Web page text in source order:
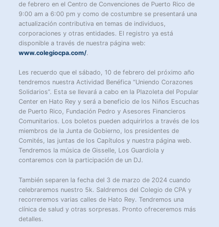
de febrero en el Centro de Convenciones de Puerto Rico de
9:00 am a 6:00 pm y como de costumbre se presentará una
actualización contributiva en temas de individuos,
corporaciones y otras entidades. El registro ya está
disponible a través de nuestra página web:
www.colegiocpa.com/.
Les recuerdo que el sábado, 10 de febrero del próximo año
tendremos nuestra Actividad Benéfica “Uniendo Corazones
Solidarios”. Esta se llevará a cabo en la Plazoleta del Popular
Center en Hato Rey y será a beneficio de los Niños Escuchas
de Puerto Rico, Fundación Pedro y Asesores Financieros
Comunitarios. Los boletos pueden adquirirlos a través de los
miembros de la Junta de Gobierno, los presidentes de
Comités, las juntas de los Capítulos y nuestra página web.
Tendremos la música de Gisselle, Los Guardiola y
contaremos con la participación de un DJ.
También separen la fecha del 3 de marzo de 2024 cuando
celebraremos nuestro 5k. Saldremos del Colegio de CPA y
recorreremos varias calles de Hato Rey. Tendremos una
clínica de salud y otras sorpresas. Pronto ofreceremos más
detalles.